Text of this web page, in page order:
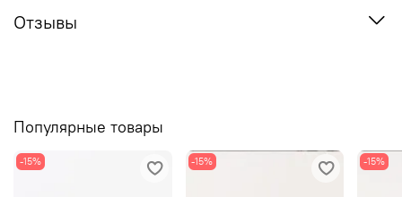
Отзывы
Популярные товары
-15% -15% -15%